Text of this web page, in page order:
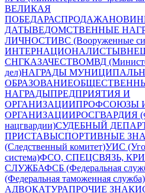
ВЕЛИКАЯ
ПОБЕДАРАСПРОДАЖА
ДАТЫВЕДОМСТВЕННЫЕ
ЛИЧНОСТИВС (Вооруженные
ИНТЕРНАЦИОНАЛИСТЫ
СНГКАЗАЧЕСТВОМВД
дел)НАГРАДЫ
ОБРАЗОВАНИЕ
НАГРАДЫПРЕДПРИЯТИЯ И
ОРГАНИЗАЦИИПРОФСОЮЗЫ
ОРГАНИЗАЦИИРОСГВАРДИЯ
нацгвардии)СУДЕБНЫЙ
ПРИСТАВЫСПОРТИВНЫЕ
(Следственный комитет)УИС
система)ФСО, СПЕЦСВЯЗЬ,
СЛУЖБАФСБ (Федеральная
(Федеральная таможенная
АДВОКАТУРАПРОЧИЕ ЗНАКИ